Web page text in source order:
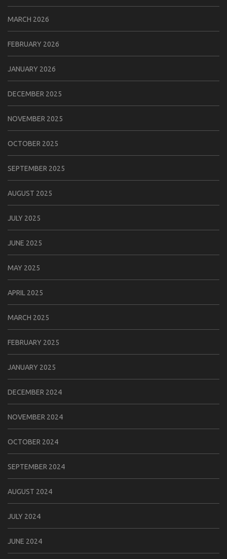
MARCH 2026
FEBRUARY 2026
JANUARY 2026
DECEMBER 2025
NOVEMBER 2025
OCTOBER 2025
SEPTEMBER 2025
AUGUST 2025
JULY 2025
JUNE 2025
MAY 2025
APRIL 2025
MARCH 2025
FEBRUARY 2025
JANUARY 2025
DECEMBER 2024
NOVEMBER 2024
OCTOBER 2024
SEPTEMBER 2024
AUGUST 2024
JULY 2024
JUNE 2024